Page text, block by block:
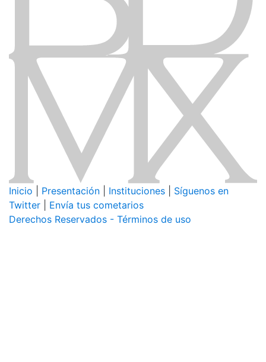
Inicio Presentación Instituciones
Síguenos en
Twitter
Envía tus cometarios
Derechos Reservados - Términos de uso